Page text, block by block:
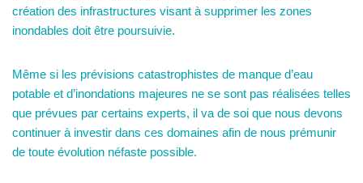
création des infrastructures visant à supprimer les zones
inondables doit être poursuivie.
Même si les prévisions catastrophistes de manque d’eau
potable et d’inondations majeures ne se sont pas réalisées telles
que prévues par certains experts, il va de soi que nous devons
continuer à investir dans ces domaines afin de nous prémunir
de toute évolution néfaste possible.